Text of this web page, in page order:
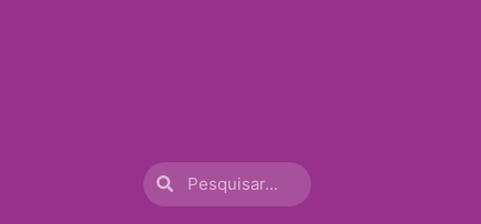
ProcurarProcurar